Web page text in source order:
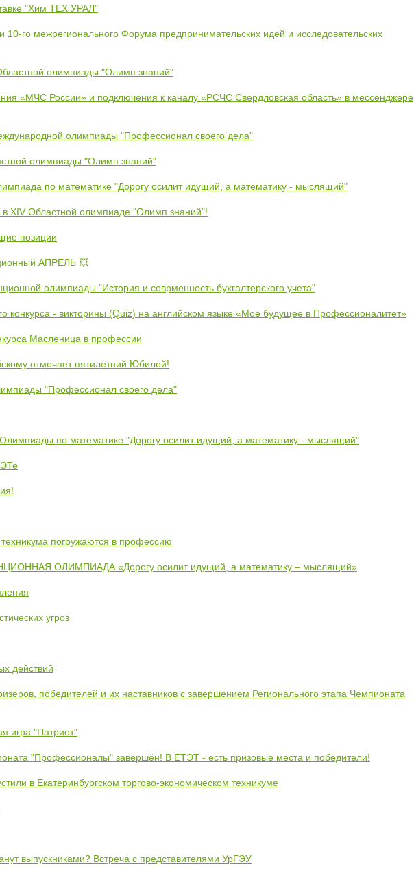
"Хим ТЕХ УРАЛ"
10-го межрегионального Форума предпринимательских идей и исследовательских
олимпиады "Олимп знаний"
«МЧС России» и подключения к каналу «РСЧС Свердловская область» в мессенджере
олимпиады "Профессионал своего дела"
олимпиады "Олимп знаний"
по математике "Дорогу осилит идущий, а математику - мыслящий"
XIV Областной олимпиаде "Олимп знаний"!
позиции
АПРЕЛЬ 💥
олимпиады "История и соврменность бухгалтерского учета"
конкурса - викторины (Quiz) на английском языке «Мое будущее в Профессионалитет»
Масленица в профессии
отмечает пятилетний Юбилей!
"Профессионал своего дела"
по математике "Дорогу осилит идущий, а математику - мыслящий"
погружаются в профессию
ОЛИМПИАДА «Дорогу осилит идущий, а математику – мыслящий»
угроз
действий
победителей и их наставников с завершением Регионального этапа Чемпионата
игра "Патриот"
"Профессионалы" завершён! В ЕТЭТ - есть призовые места и победители!
в Екатеринбургском торгово-экономическом техникуме
выпускниками? Встреча с представителями УрГЭУ